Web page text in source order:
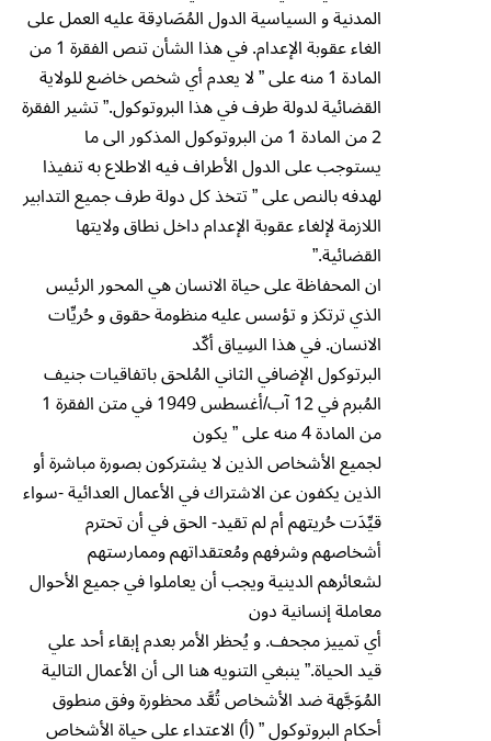
المدنية و السياسية الدول المُصَادِقة عليه العمل على
الغاء عقوبة الإعدام. في هذا الشأن تنص الفقرة 1 من
المادة 1 منه على ” لا يعدم أي شخص خاضع للولاية
القضائية لدولة طرف في هذا البروتوكول.” تشير الفقرة
2 من المادة 1 من البروتوكول المذكور الى ما
يستوجب على الدول الأطراف فيه الاطلاع به تنفيذا
لهدفه بالنص على ” تتخذ كل دولة طرف جميع التدابير
اللازمة لإلغاء عقوبة الإعدام داخل نطاق ولايتها
القضائية.”
ان المحفاظة على حياة الانسان هي المحور الرئيس
الذي ترتكز و تؤسس عليه منظومة حقوق و حُريِّات
الانسان. في هذا السِياق أكّد
البرتوكول الإضافي الثاني المُلحق باتفاقيات جنيف
المُبرم في 12 آب/أغسطس 1949 في متن الفقرة 1
من المادة 4 منه على ” يكون
لجميع الأشخاص الذين لا يشتركون بصورة مباشرة أو
الذين يكفون عن الاشتراك في الأعمال العدائية -سواء
قيِّدَت حُريتهم أم لم تقيد- الحق في أن تحترم
أشخاصهم وشرفهم ومُعتقداتهم وممارستهم
لشعائرهم الدينية ويجب أن يعاملوا في جميع الأحوال
معاملة إنسانية دون
أي تمييز مجحف. و يُحظر الأمر بعدم إبقاء أحد علي
قيد الحياة.” ينبغي التنويه هنا الى أن الأعمال التالية
المُوَجَّهة ضد الأشخاص تُعَّد محظورة وفق منطوق
أحكام البروتوكول ” (أ) الاعتداء علي حياة الأشخاص